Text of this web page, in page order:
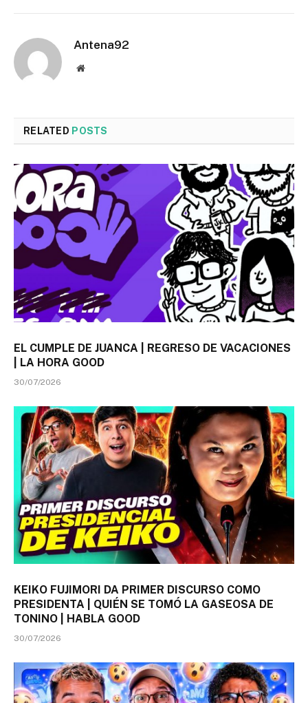
Antena92
Website
RELATED POSTS
EL CUMPLE DE JUANCA | REGRESO DE VACACIONES
| LA HORA GOOD
30/07/2026
KEIKO FUJIMORI DA PRIMER DISCURSO COMO
PRESIDENTA | QUIÉN SE TOMÓ LA GASEOSA DE
TONINO | HABLA GOOD
30/07/2026